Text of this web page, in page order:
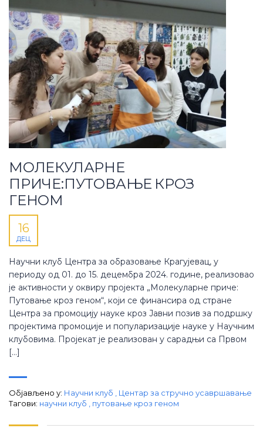
МОЛЕКУЛАРНЕ
ПРИЧЕ:ПУТОВАЊЕ КРОЗ
ГЕНОМ
16
ДЕЦ
Научни клуб Центра за образовање Крагујевац, у
периоду од 01. до 15. децембра 2024. године, реализовао
је активности у оквиру пројекта „Молекуларне приче:
Путовање кроз геном“, који се финансира од стране
Центра за промоцију науке кроз Јавни позив за подршку
пројектима промоције и популаризације науке у Научним
клубовима. Пројекат је реализован у сарадњи са Првом
[…]
Објављено у: Научни клуб
Центар за стручно усавршавање
Тагови: научни клуб путовање кроз геном